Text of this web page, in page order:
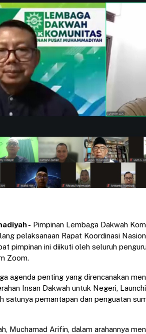
- Pimpinan Lembaga Dakwah
pelaksanaan Rapat Koordinasi
pimpinan ini diikuti oleh seluruh
Zoom.
agenda penting yang direncanakan
Insan Dakwah untuk Negeri,
satunya pemantapan dan penguatan
Muchamad Arifin, dalam arahannya